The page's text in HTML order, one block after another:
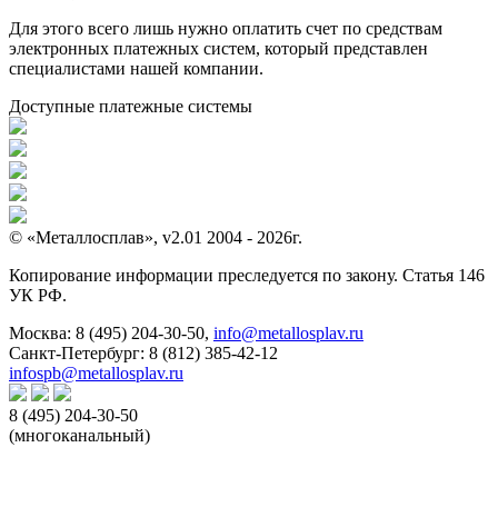
Для этого всего лишь нужно оплатить счет по средствам
электронных платежных систем, который представлен
специалистами нашей компании.
Доступные платежные системы
© «Металлосплав», v2.01 2004 - 2026г.
Копирование информации преследуется по закону. Статья 146
УК РФ.
Москва: 8 (495) 204-30-50, info@metallosplav.ru
Санкт-Петербург: 8 (812) 385-42-12
infospb@metallosplav.ru
8 (495) 204-30-50
(многоканальный)